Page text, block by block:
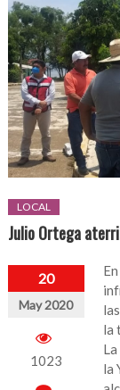
LOCAL
Julio Ortega
20
May 2020
1023
la
la